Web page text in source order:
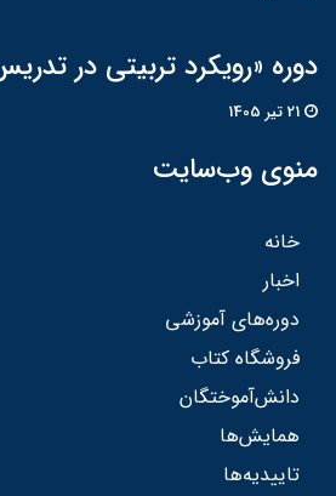
دوره «رویکرد تربیتی در
منوی وب‌سایت
خانه
اخبار
دوره‌های آموزشی
فروشگاه کتاب
دانش‌آموختگان
همایش‌ها
تاییدیه‌ها